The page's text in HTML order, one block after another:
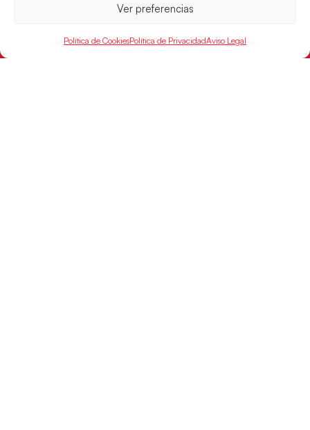
Ver preferencias
Política de CookiesPolítica de PrivacidadAviso Legal